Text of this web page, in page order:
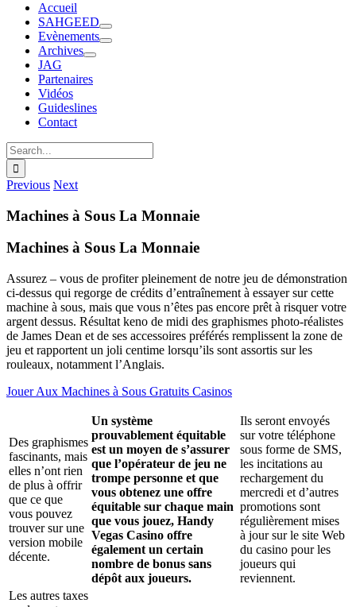
Accueil
SAHGEED
Evènements
Archives
JAG
Partenaires
Vidéos
Guideslines
Contact
Search
for:
Previous Next
Machines à Sous La Monnaie
Machines à Sous La Monnaie
Assurez – vous de profiter pleinement de notre jeu de démonstration
ci-dessus qui regorge de crédits d’entraînement à essayer sur cette
machine à sous, mais que vous n’êtes pas encore prêt à risquer votre
argent dessus. Résultat keno de midi des graphismes photo-réalistes
de James Dean et de ses accessoires préférés remplissent la zone de
jeu et rapportent un joli centime lorsqu’ils sont assortis sur les
rouleaux, notamment l’Anglais.
Jouer Aux Machines à Sous Gratuits Casinos
Des graphismes
fascinants, mais
elles n’ont rien
de plus à offrir
que ce que
vous pouvez
trouver sur une
version mobile
décente.
Un système
prouvablement équitable
est un moyen de s’assurer
que l’opérateur de jeu ne
trompe personne et que
vous obtenez une offre
équitable sur chaque main
que vous jouez, Handy
Vegas Casino offre
également un certain
nombre de bonus sans
dépôt aux joueurs.
Ils seront envoyés
sur votre téléphone
sous forme de SMS,
les incitations au
rechargement du
mercredi et d’autres
promotions sont
régulièrement mises
à jour sur le site Web
du casino pour les
joueurs qui
reviennent.
Les autres taxes